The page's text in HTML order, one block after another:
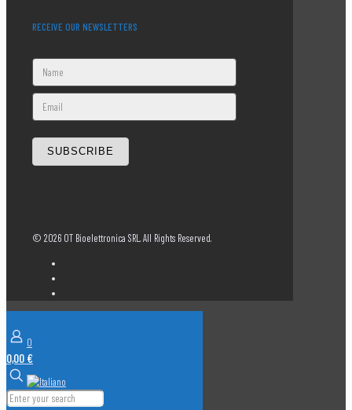
RECEIVE OUR NEWSLETTERS
SUBSCRIBE
© 2026 OT Bioelettronica SRL. All Rights Reserved.
0
0,00 €